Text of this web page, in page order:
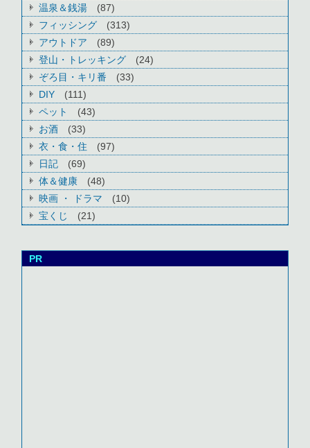
温泉＆銭湯
(87)
フィッシング
(313)
アウトドア
(89)
登山・トレッキング
(24)
ぞろ目・キリ番
(33)
DIY
(111)
ペット
(43)
お酒
(33)
衣・食・住
(97)
日記
(69)
体＆健康
(48)
映画 ・ ドラマ
(10)
宝くじ
(21)
PR